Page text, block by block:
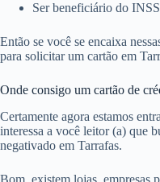
Ser beneficiário do
Então se você se encaixa
para solicitar um cartão em
Onde consigo um cartão de
Certamente agora estamos
interessa a você leitor (a) que
negativado em Tarrafas.
Bom, existem lojas, empresas